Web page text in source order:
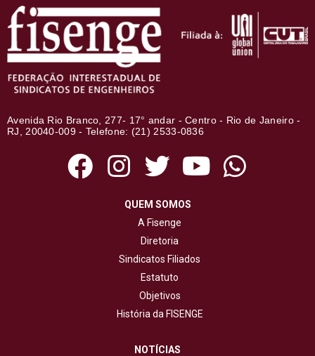
Avenida Rio Branco, 277- 17° andar - Centro - Rio de Janeiro -
RJ, 20040-009 - Telefone: (21) 2533-0836
QUEM SOMOS
A Fisenge
Diretoria
Sindicatos Filiados
Estatuto
Objetivos
História da FISENGE
NOTÍCIAS